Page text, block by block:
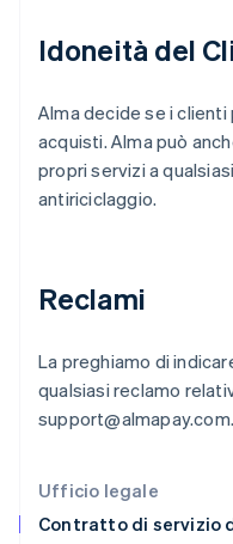
Ufficio legale
Contratto di servizio
Idoneità del
Alma decide se i
acquisti. Alma può
propri servizi a
antiriciclaggio.
Reclami
La preghiamo di
qualsiasi reclamo
support@almapay.com.
Français English
Giappone
日本語English
Gibilterra
English
English
Irlanda
Italia
ItalianoEnglish
Lettonia
Deutsch English
Lituania
English